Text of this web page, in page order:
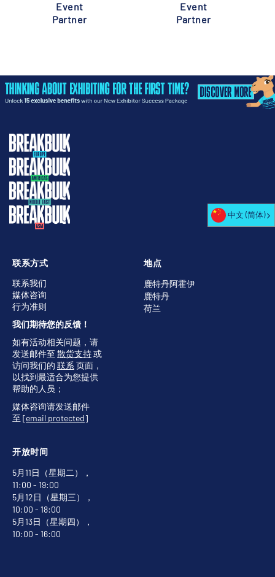
Event
Partner
Event
Partner
地点
鹿特丹阿霍伊
鹿特丹
荷兰
开放时间
5月11日（星期二），
11:00 - 19:00
5月12日（星期三），
10:00 - 18:00
5月13日（星期四），
10:00 - 16:00
联系方式
联系我们
媒体咨询
行为准则
我们期待您的反馈！
如有活动相关问题，请
发送邮件至 散货支持或
访问我们的 联系 页面，
以找到最适合为您提供
帮助的人员；
媒体咨询请发送邮件
至 [email protected]
中文 (简体)